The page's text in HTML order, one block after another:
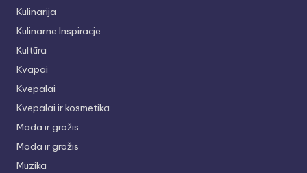
Kulinarija
Kulinarne Inspiracje
Kultūra
Kvapai
Kvepalai
Kvepalai ir kosmetika
Mada ir grožis
Moda ir grožis
Muzika